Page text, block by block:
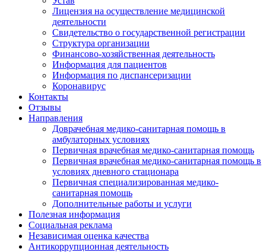
Лицензия на осуществление медицинской
деятельности
Свидетельство о государственной регистрации
Структура организации
Финансово-хозяйственная деятельность
Информация для пациентов
Информация по диспансеризации
Коронавирус
Контакты
Отзывы
Направления
Доврачебная медико-санитарная помощь в
амбулаторных условиях
Первичная врачебная медико-санитарная помощь
Первичная врачебная медико-санитарная помощь в
условиях дневного стационара
Первичная специализированная медико-
санитарная помощь
Дополнительные работы и услуги
Полезная информация
Социальная реклама
Независимая оценка качества
Антикоррупционная деятельность